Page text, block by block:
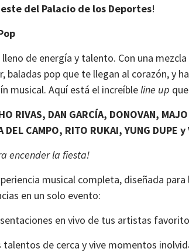
del Palacio de los Deportes!
de energía y talento. Con una
baladas pop que te llegan al corazón, y
musical. Aquí está el increíbleline up
RIVAS, DAN GARCÍA, DONOVAN,
CAMPO, RITO RUKAI, YUNG DUPE y
encender la fiesta!
musical completa, diseñada
en un solo evento:
en vivo de tus artistas
talentos de cerca y vive momentos